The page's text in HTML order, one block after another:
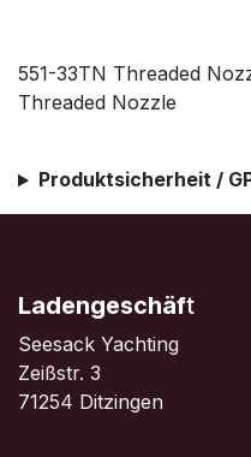
551-33TN Threaded
Threaded Nozzle
Produktsicherheit /
Ladengeschäft
Seesack Yachting
Zeißstr. 3
71254 Ditzingen